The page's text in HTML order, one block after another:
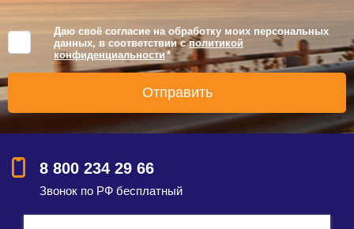
Даю своё согласие на обработку моих персональных
данных, в соответствии сполитикой
конфиденциальности *
8 800 234 29 66
Звонок по РФ бесплатный